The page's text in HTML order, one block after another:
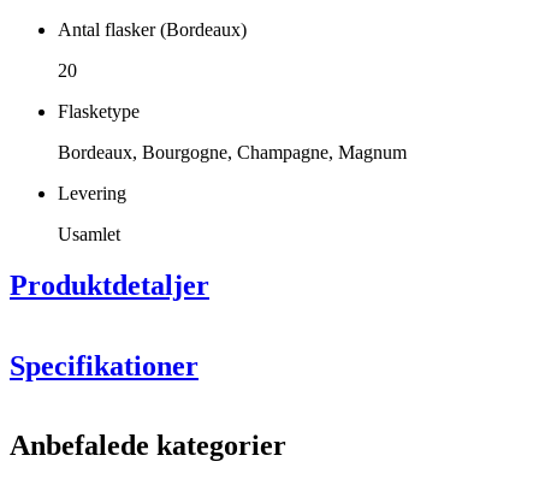
Antal flasker (Bordeaux)
20
Flasketype
Bordeaux, Bourgogne, Champagne, Magnum
Levering
Usamlet
Produktdetaljer
Specifikationer
ProduktnummerKE69244-NY
Anbefalede kategorier